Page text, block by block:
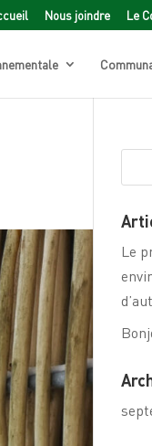
Nous joindre Le
Le